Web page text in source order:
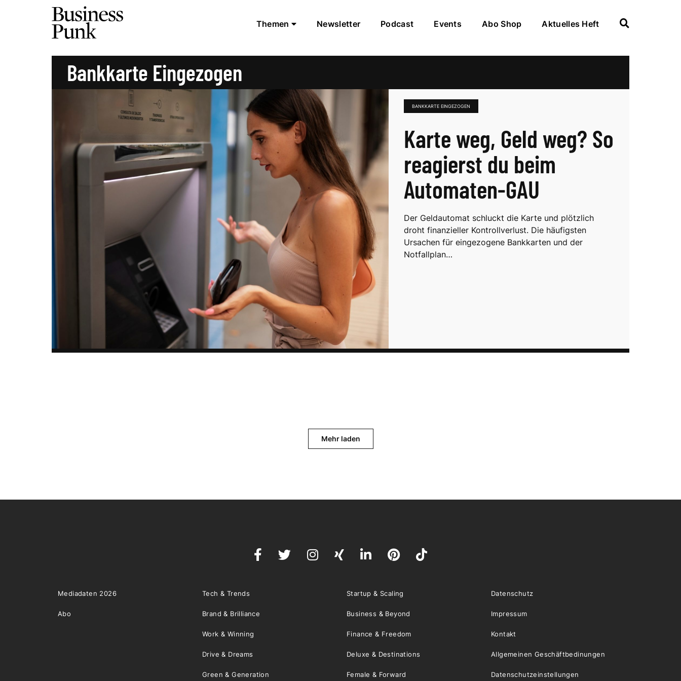
Themen Newsletter Podcast Events Abo Shop Aktuelles Heft
Bankkarte Eingezogen
BANKKARTE EINGEZOGEN
Karte weg, Geld weg? So
reagierst du beim
Automaten-GAU
Der Geldautomat schluckt die Karte und plötzlich
droht finanzieller Kontrollverlust. Die häufigsten
Ursachen für eingezogene Bankkarten und der
Notfallplan…
Mehr laden
Mediadaten 2026
Abo
Tech & Trends Startup & Scaling
Brand & Brilliance Business & Beyond
Work & Winning Finance & Freedom
Drive & Dreams Deluxe & Destinations
Green & Generation Female & Forward
Datenschutz
Impressum
Kontakt
Allgemeinen Geschäftbedinungen
Datenschutzeinstellungen